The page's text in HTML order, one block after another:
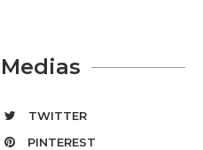
TWITTER
PINTEREST